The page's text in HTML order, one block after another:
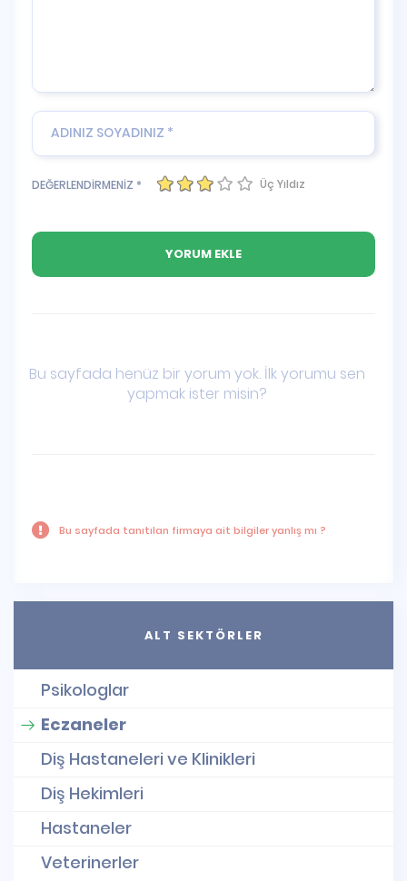
DEĞERLENDİRMENİZ * Üç Yıldız
Bu sayfada henüz bir yorum yok. İlk yorumu sen
yapmak ister misin?
Bu sayfada tanıtılan firmaya ait bilgiler yanlış mı ?
ALT SEKTÖRLER
Psikologlar
Eczaneler
Diş Hastaneleri ve Klinikleri
Diş Hekimleri
Hastaneler
Veterinerler